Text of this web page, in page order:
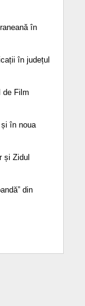
în
în județul
de Film
în noua
și Zidul
din